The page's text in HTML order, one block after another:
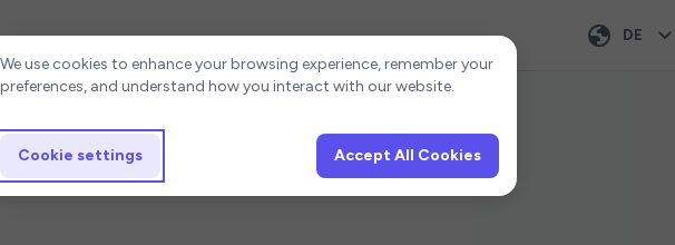
DE
Cookie settings
We use cookies to enhance your browsing experience, remember your
preferences, and understand how you interact with our website.
Cookie settings Accept All Cookies